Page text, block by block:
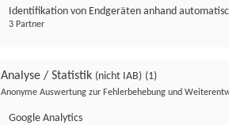
Identifikation von Endgeräten anhand
3 Partner
Analyse / Statistik (nicht IAB) (1)
Anonyme Auswertung zur Fehlerbehebung und
Google Analytics